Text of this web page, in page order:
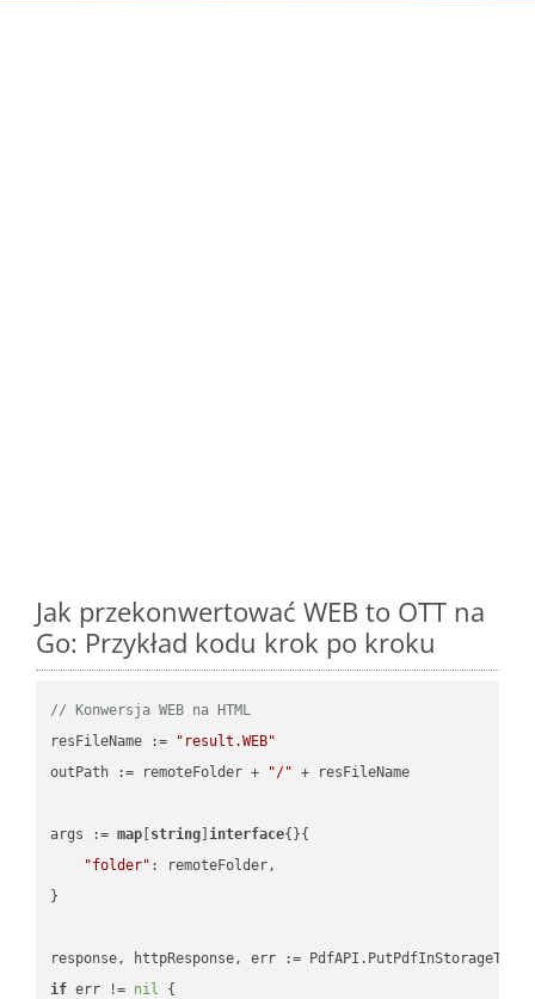
Jak przekonwertować WEB to OTT na
Go: Przykład kodu krok po kroku
// Konwersja WEB na HTML
resFileName :=
"result.WEB"
outPath := remoteFolder +
"/" + resFileName
args := map string ]interface{}{
"folder" : remoteFolder,
}
if err != nil {